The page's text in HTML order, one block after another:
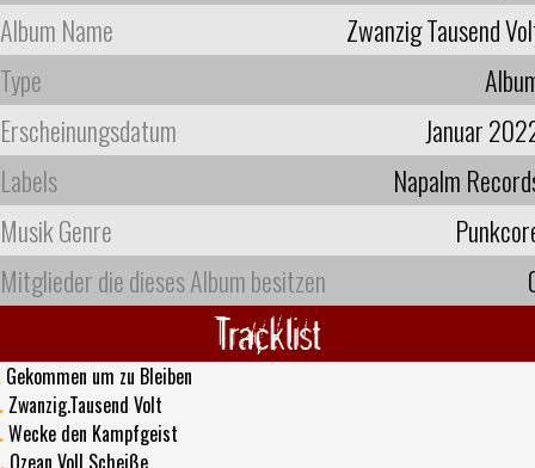
Album Name
Zwanzig Tausend
Type
Erscheinungsdatum
Januar
Labels
Napalm
Musik Genre
Mitglieder die dieses Album besitzen
Tracklist
Gekommen um zu Bleiben
Zwanzig.Tausend Volt
Wecke den Kampfgeist
Ozean Voll Scheiße